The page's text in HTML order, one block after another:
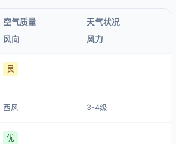
空气质量
天气状况
风向 风力
良
西风 3-4级
优